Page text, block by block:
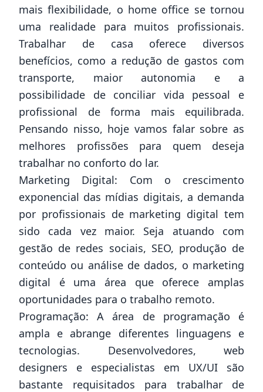
mais flexibilidade, o home office se tornou
uma realidade para muitos profissionais.
Trabalhar de casa oferece diversos
benefícios, como a redução de gastos com
transporte, maior autonomia e a
possibilidade de conciliar vida pessoal e
profissional de forma mais equilibrada.
Pensando nisso, hoje vamos falar sobre as
melhores profissões para quem deseja
trabalhar no conforto do lar.
Marketing Digital: Com o crescimento
exponencial das mídias digitais, a demanda
por profissionais de marketing digital tem
sido cada vez maior. Seja atuando com
gestão de redes sociais, SEO, produção de
conteúdo ou análise de dados, o marketing
digital é uma área que oferece amplas
oportunidades para o trabalho remoto.
Programação: A área de programação é
ampla e abrange diferentes linguagens e
tecnologias. Desenvolvedores, web
designers e especialistas em UX/UI são
bastante requisitados para trabalhar de